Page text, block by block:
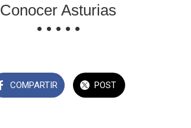
Conocer Asturias
• • • • •
COMPARTIR POST